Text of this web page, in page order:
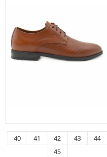
40 41 42 43
44
45